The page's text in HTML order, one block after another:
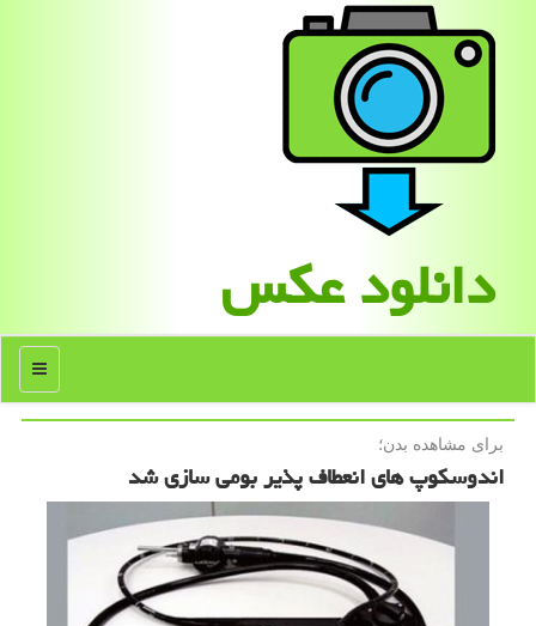
دانلود عكس
منو
برای مشاهده بدن؛
اندوسکوپ های انعطاف پذیر بومی سازی شد